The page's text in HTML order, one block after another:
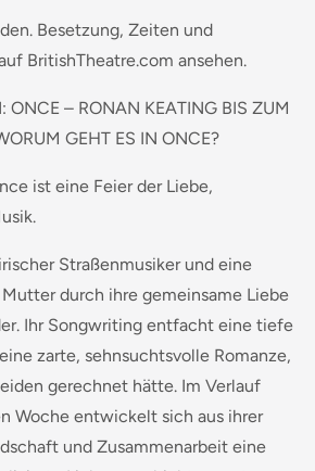
Besetzung, Zeiten und
BritishTheatre.com ansehen.
ONCE – RONAN KEATING BIS ZUM
GEHT ES IN ONCE?
ist eine Feier der Liebe,
Straßenmusiker und eine
durch ihre gemeinsame Liebe
Ihr Songwriting entfacht eine tiefe
zarte, sehnsuchtsvolle Romanze,
gerechnet hätte. Im Verlauf
Woche entwickelt sich aus ihrer
und Zusammenarbeit eine